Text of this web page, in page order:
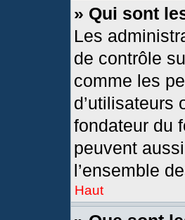
» Qui sont
Les
de contrôle
comme les
d’utilisateurs
fondateur du
peuvent
l’ensemble
Haut